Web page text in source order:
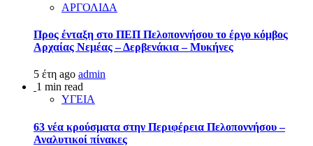
ΑΡΓΟΛΙΔΑ
Προς ένταξη στο ΠΕΠ Πελοποννήσου το έργο κόμβος
Αρχαίας Νεμέας – Δερβενάκια – Μυκήνες
5 έτη ago admin
1 min read
ΥΓΕΙΑ
63 νέα κρούσματα στην Περιφέρεια Πελοποννήσου –
Αναλυτικοί πίνακες